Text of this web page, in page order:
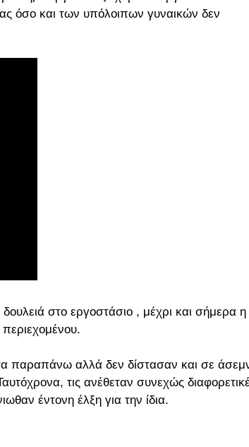
όσο και των υπόλοιπων γυναικών δεν
στο εργοστάσιο , μέχρι και σήμερα η
παραπάνω αλλά δεν δίστασαν και σε
τις ανέθεταν συνεχώς
έντονη έλξη για την ίδια.